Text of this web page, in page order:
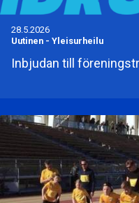
28.5.2026
Uutinen - Yleisurheilu
Inbjudan till